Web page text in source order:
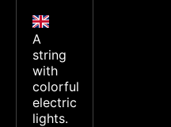
A
string
with
colorful
electric
lights.